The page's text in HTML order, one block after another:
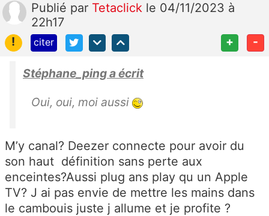
Publié par Tetaclick le 04/11/2023 à
22h17
!
citer + -
Stéphane_ping a écrit
Oui, oui, moi aussi
M’y canal? Deezer connecte pour avoir du
son haut définition sans perte aux
enceintes?Aussi plug ans play qu un Apple
TV? J ai pas envie de mettre les mains dans
le cambouis juste j allume et je profite ?